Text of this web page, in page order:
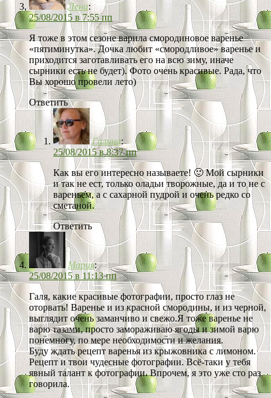
Лена:
25/08/2015 в 7:55 пп
Я тоже в этом сезоне варила смородиновое варенье
«пятиминутка». Дочка любит «смородливое» варенье и
приходится заготавливать его на всю зиму, иначе
сырники есть не будет). Фото очень красивые. Рада, что
Вы хорошо провели лето)
Ответить
Галина:
25/08/2015 в 8:37 пп
Как вы его интересно называете! 🙂 Мой сырники
и так не ест, только оладьи творожные, да и то не с
вареньем, а с сахарной пудрой и очень редко со
сметаной.
Ответить
Мария:
25/08/2015 в 11:13 пп
Галя, какие красивые фотографии, просто глаз не
оторвать! Варенье и из красной смородины, и из черной,
выглядит очень заманчиво и свежо.Я тоже варенье не
варю тазами, просто замораживаю ягоды и зимой варю
понемногу, по мере необходимости и желания.
Буду ждать рецепт варенья из крыжовника с лимоном.
Рецепт и твои чудесные фотографии. Всё-таки у тебя
явный талант к фотографии. Впрочем, я это уже сто раз
говорила.